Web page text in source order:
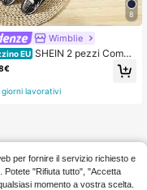
8
Wimblie
EU SHEIN 2 pezzi Compl
da bambino maschio,
unita + Set di pantaloni, S
Senza accessori, Ad
bambini da 6 mesi a 3 anni,
lavorativi
per fornire il servizio richiesto e
Potete "Rifiuta tutto", "Accetta
momento a vostra scelta.